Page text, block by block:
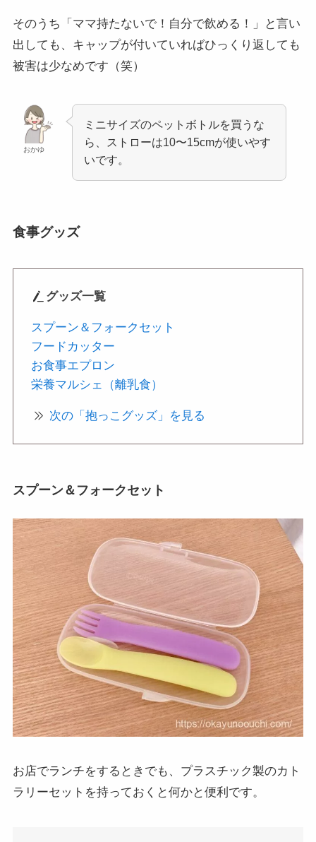
そのうち「ママ持たないで！自分で飲める！」と言い
出しても、キャップが付いていればひっくり返しても
被害は少なめです（笑）
おかゆ
ミニサイズのペットボトルを買うな
ら、ストローは10〜15cmが使いやす
いです。
食事グッズ
グッズ一覧
スプーン＆フォークセット
フードカッター
お食事エプロン
栄養マルシェ（離乳食）
次の「抱っこグッズ」を見る
スプーン＆フォークセット
お店でランチをするときでも、プラスチック製のカト
ラリーセットを持っておくと何かと便利です。